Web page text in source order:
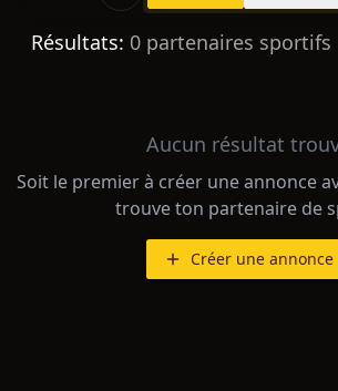
Résultats: 0 partenaires sportifs
Aucun résultat
Soit le premier à créer une annonce
trouve ton partenaire de
Créer une annonce